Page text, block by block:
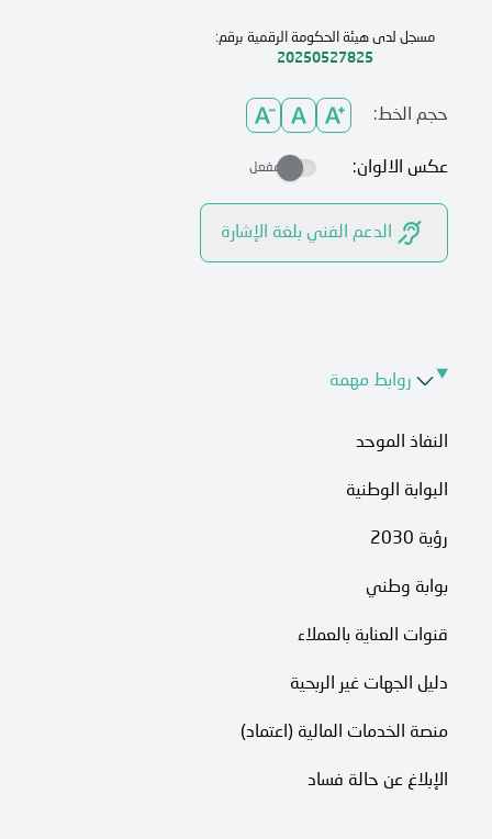
مسجل لدى هيئة الحكومة الرقمية برقم:
20250527825
حجم الخط:
عكس الالوان: مفعل
الدعم الفني بلغة الإشارة
روابط مهمة
النفاذ الموحد
البوابة الوطنية
رؤية 2030
بوابة وطني
قنوات العناية بالعملاء
دليل الجهات غير الربحية
منصة الخدمات المالية (اعتماد)
الإبلاغ عن حالة فساد